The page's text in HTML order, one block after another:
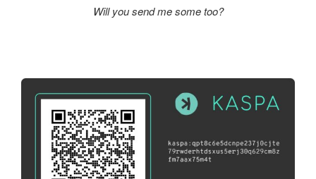
Will you send me some too?